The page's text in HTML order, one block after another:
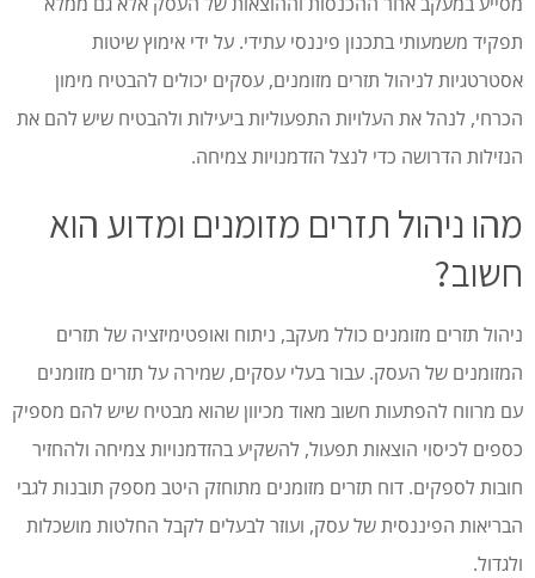
תפקיד משמעותי בתכנון פיננסי עתידי. על ידי אימוץ שיטות
אסטרטגיות לניהול תזרים מזומנים, עסקים יכולים להבטיח מימון
הכרחי, לנהל את העלויות התפעוליות ביעילות ולהבטיח שיש להם את
הנזילות הדרושה כדי לנצל הזדמנויות צמיחה.
מהו ניהול תזרים מזומנים ומדוע הוא
חשוב?
ניהול תזרים מזומנים כולל מעקב, ניתוח ואופטימיזציה של תזרים
המזומנים של העסק. עבור בעלי עסקים, שמירה על תזרים מזומנים
עם מרווח להפתעות חשוב מאוד מכיוון שהוא מבטיח שיש להם מספיק
כספים לכיסוי הוצאות תפעול, להשקיע בהזדמנויות צמיחה ולהחזיר
חובות לספקים. דוח תזרים מזומנים מתוחזק היטב מספק תובנות לגבי
הבריאות הפיננסית של עסק, ועוזר לבעלים לקבל החלטות מושכלות
ולגדול.